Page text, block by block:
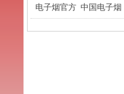
电子烟官方 中国电子烟